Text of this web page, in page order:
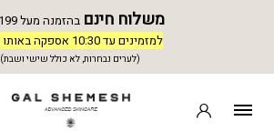
משלוח חינם בהזמנה מעל 199 ש״ח
למזמינים עד 10:30 אספקה באותו היום
(לערים נבחרות, לא כולל שישי ושבת)